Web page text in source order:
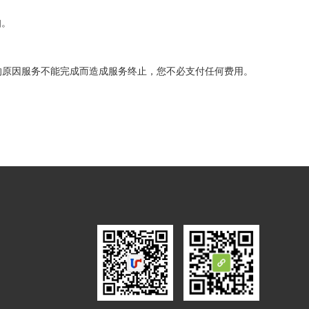
因服务不能完成而造成服务终止，您不必支付任何费用。